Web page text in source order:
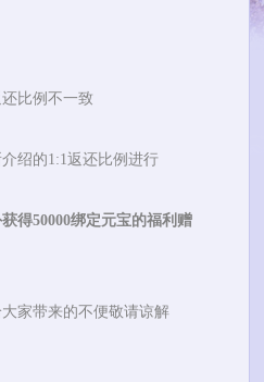
比例不一致
绍的1:1返还比例进行
得50000绑定元宝的福利赠
家带来的不便敬请谅解